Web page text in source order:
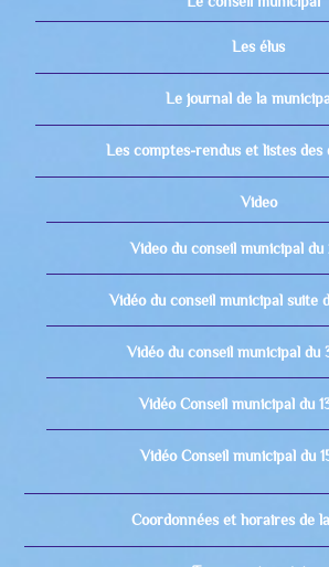
Les élus
Le journal de la
Les comptes-rendus et listes des
Video
Video du conseil municipal du
Vidéo du conseil municipal suite
Vidéo du conseil municipal du
Vidéo Conseil municipal du
Vidéo Conseil municipal du
Coordonnées et horaires de